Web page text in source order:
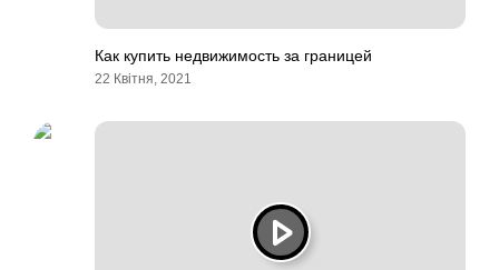
Как купить недвижимость за границей
22 Квітня, 2021